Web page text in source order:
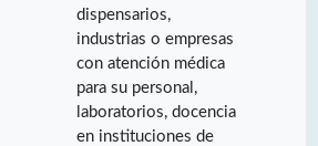
dispensarios,
industrias o empresas
con atención médica
para su personal,
laboratorios, docencia
en instituciones de